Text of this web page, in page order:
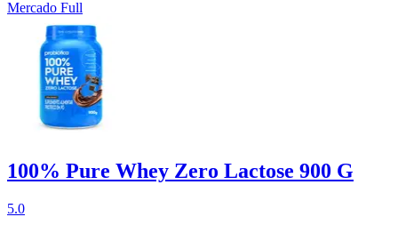
Mercado Full
100% Pure Whey Zero Lactose 900 G
5.0